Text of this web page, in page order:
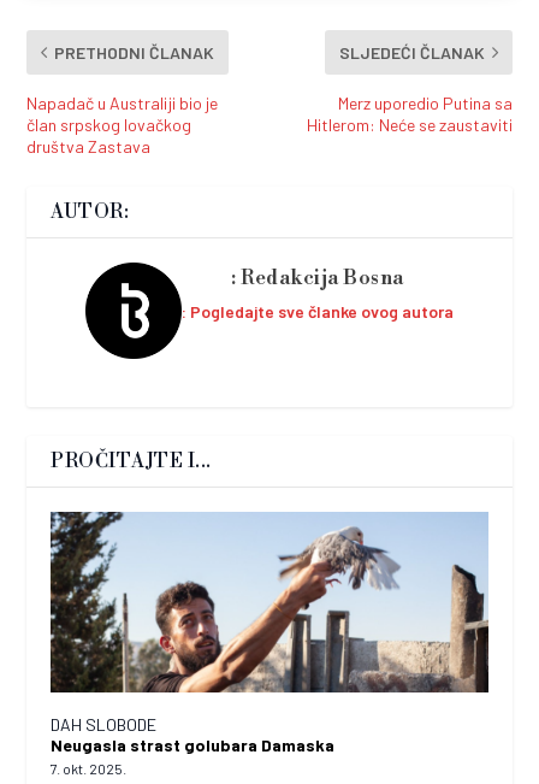
PRETHODNI ČLANAK
Napadač u Australiji bio je
član srpskog lovačkog
društva Zastava
SLJEDEĆI ČLANAK
Merz uporedio Putina sa
Hitlerom: Neće se zaustaviti
AUTOR:
Redakcija Bosna
Pogledajte sve članke ovog autora
PROČITAJTE I...
DAH SLOBODE
Neugasla strast golubara Damaska
7. okt. 2025.